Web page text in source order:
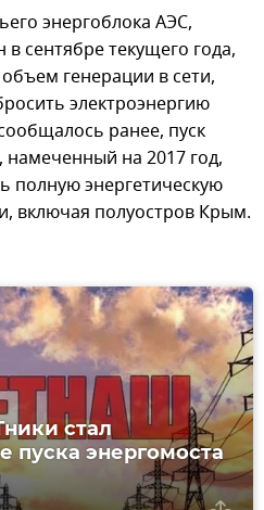
энергоблока АЭС,
сентябре текущего года,
генерации в сети,
электроэнергию
ранее, пуск
намеченный на 2017 год,
полную энергетическую
включая полуостров Крым.
стал
пуска энергомоста